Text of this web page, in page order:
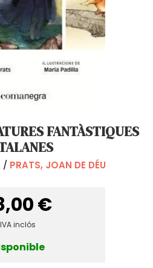
FANTÀSTIQUES
/ PRATS, JOAN DE DÉU
€
IVA inclós